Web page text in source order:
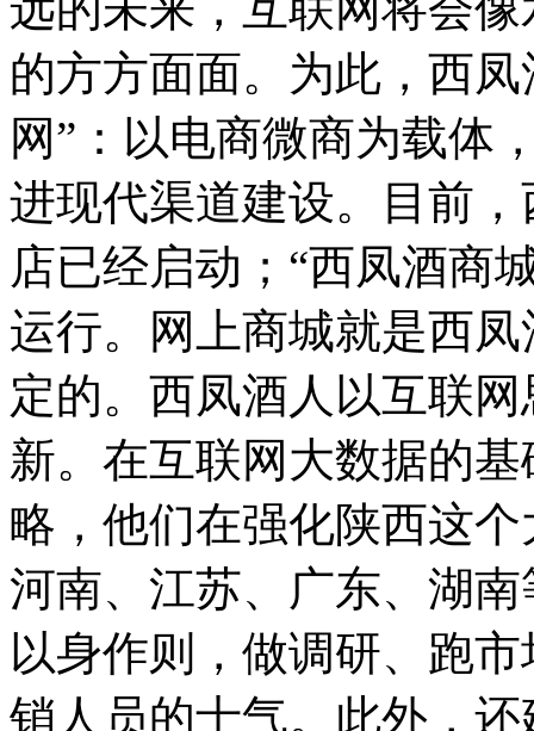
的方方面面。为此，西
网”：以电商微商为载体
进现代渠道建设。目前
店已经启动；“西凤酒商
运行。网上商城就是西
定的。西凤酒人以互联
新。在互联网大数据的
略，他们在强化陕西这
河南、江苏、广东、湖
以身作则，做调研、跑
销人员的士气。此外，